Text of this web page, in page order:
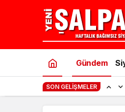
Gündem
SON GELIŞMELER